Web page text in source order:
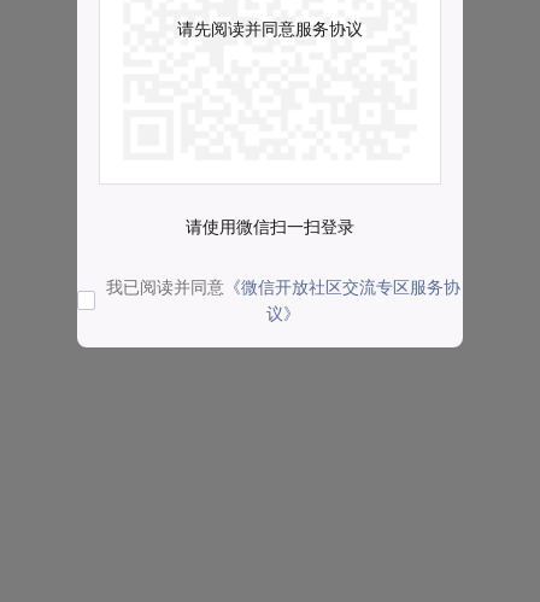
请先阅读并同意服务协议
请使用微信扫一扫登录
我已阅读并同意 《微信开放社区交流专区服务协
议》